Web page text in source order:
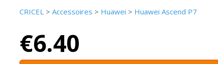
CRICEL > Accessoires > Huawei > Huawei Ascend P7
€6.40